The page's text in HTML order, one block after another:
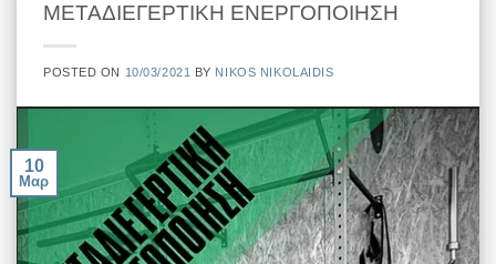
ΜΕΤΑΔΙΕΓΕΡΤΙΚΗ ΕΝΕΡΓΟΠΟΙΗΣΗ
POSTED ON 10/03/2021 BY NIKOS NIKOLAIDIS
10
Μαρ